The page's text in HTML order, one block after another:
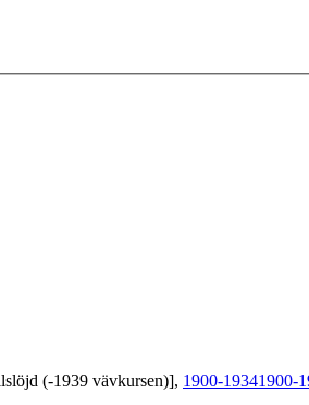
(-1939 vävkursen)], 1900-19341900-